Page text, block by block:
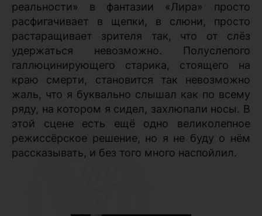
реальности» в фантазии «Лира» просто
расфигачивает в щепки, в слюни, просто
растаращивает зрителя так, что от слёз
удержаться невозможно. Полуслепого
галлюцинирующего старика, стоящего на
краю смерти, становится так невозможно
жаль, что я буквально слышал как по всему
ряду, на котором я сидел, захлюпали носы. В
этой сцене есть ещё одно великолепное
режиссёрское решение, но я не буду о нём
рассказывать, и без того много наспойлил.